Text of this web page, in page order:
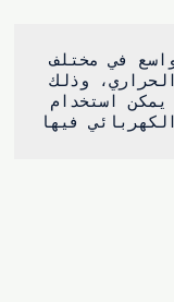
فرن الزيت الحراري المسخن كهربائيًا هو نوع من معدات التسخين الفعالة المستخدمة على نطاق واسع في مختلف
الصناعات، والتي تقوم بتسخين الزيت الحراري بالطاقة الكهربائية ثم تنقل الحرارة من خلال الزيت الحراري، وذلك